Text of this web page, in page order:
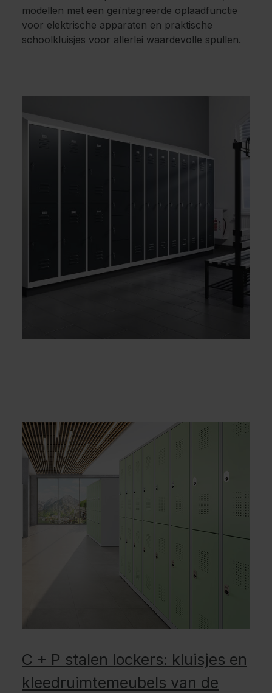
modellen met een geïntegreerde oplaadfunctie
voor elektrische apparaten en praktische
schoolkluisjes voor allerlei waardevolle spullen.
C + P stalen lockers: kluisjes en
kleedruimtemeubels van de